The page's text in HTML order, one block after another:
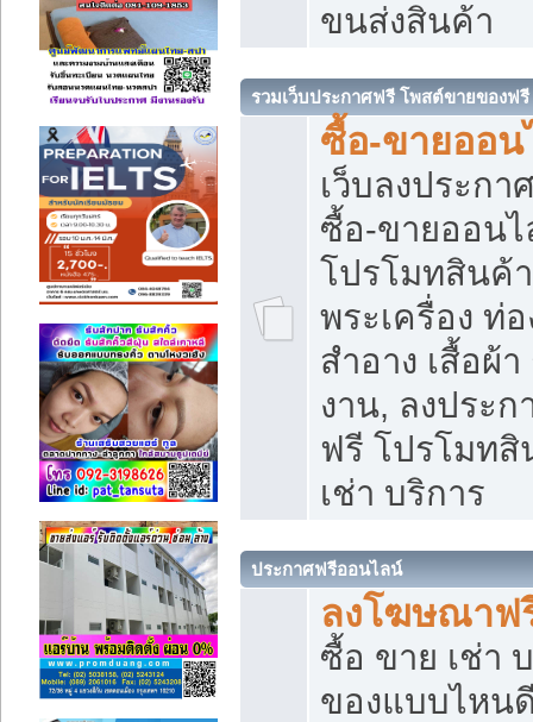
ขนส่งสินค้า
รวมเว็บประกาศฟรี โพสต์ขายของฟรี
ซื้อ-ขายออน
เว็บลงประก
ซื้อ-ขายออน
โปรโมทสินค้
พระเครื่อง ท่อ
สำอาง เสื้อผ้
งาน, ลงประ
ฟรี โปรโมท
เช่า บริการ
ประกาศฟรีออนไลน์
ลงโฆษณาฟ
ซื้อ ขาย เช่า
ของแบบไหน